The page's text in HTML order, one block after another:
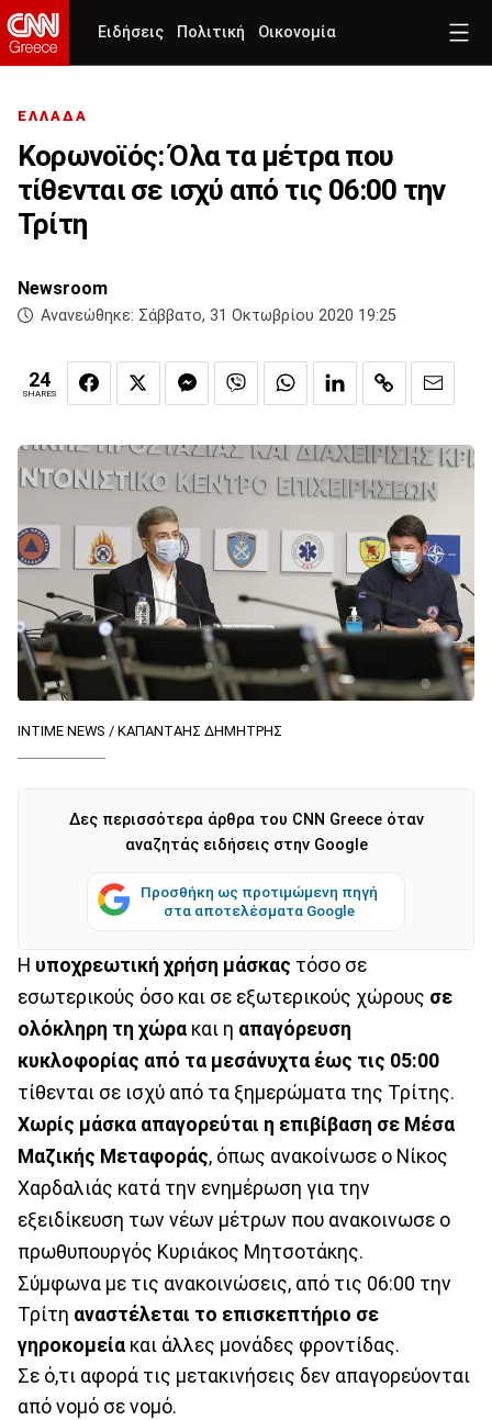
Ειδήσεις Πολιτική Οικονομία
ΕΛΛΑΔΑ
Κορωνοϊός: Όλα τα μέτρα που
τίθενται σε ισχύ από τις 06:00 την
Τρίτη
Newsroom
Ανανεώθηκε: Σάββατο, 31 Οκτωβρίου 2020 19:25
24
SHARES
INTIME NEWS / ΚΑΠΑΝΤΑΗΣ ΔΗΜΗΤΡΗΣ
Δες περισσότερα άρθρα του CNN Greece όταν
αναζητάς ειδήσεις στην Google
Προσθήκη ως προτιμώμενη πηγή
στα αποτελέσματα Google
H υποχρεωτική χρήση μάσκας τόσο σε
εσωτερικούς όσο και σε εξωτερικούς χώρους σε
ολόκληρη τη χώρα και η απαγόρευση
κυκλοφορίας από τα μεσάνυχτα έως τις 05:00
τίθενται σε ισχύ από τα ξημερώματα της Τρίτης.
Χωρίς μάσκα απαγορεύται η επιβίβαση σε Μέσα
Μαζικής Μεταφοράς, όπως ανακοίνωσε ο Νίκος
Χαρδαλιάς κατά την ενημέρωση για την
εξειδίκευση των νέων μέτρων που ανακοινωσε ο
πρωθυπουργός Κυριάκος Μητσοτάκης.
Σύμφωνα με τις ανακοινώσεις, από τις 06:00 την
Τρίτη αναστέλεται το επισκεπτήριο σε
γηροκομεία και άλλες μονάδες φροντίδας.
Σε ό,τι αφορά τις μετακινήσεις δεν απαγορεύονται
από νομό σε νομό.